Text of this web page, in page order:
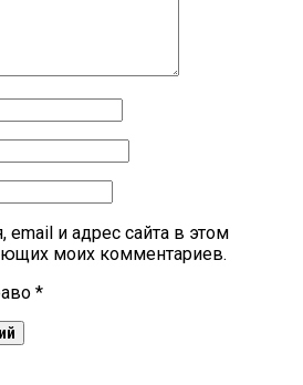
email и адрес сайта в этом
моих комментариев.
*